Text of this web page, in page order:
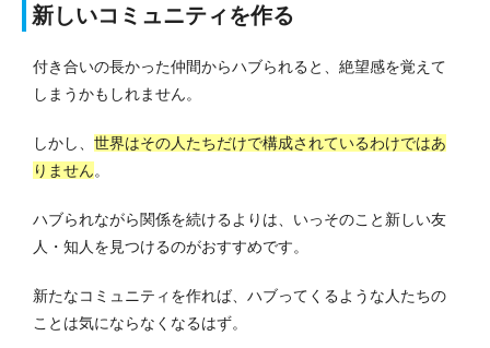
新しいコミュニティを作る
付き合いの長かった仲間からハブられると、絶望感を覚えて
しまうかもしれません。
しかし、 世界はその人たちだけで構成されているわけではあ
りません。
ハブられながら関係を続けるよりは、いっそのこと新しい友
人・知人を見つけるのがおすすめです。
新たなコミュニティを作れば、ハブってくるような人たちの
ことは気にならなくなるはず。